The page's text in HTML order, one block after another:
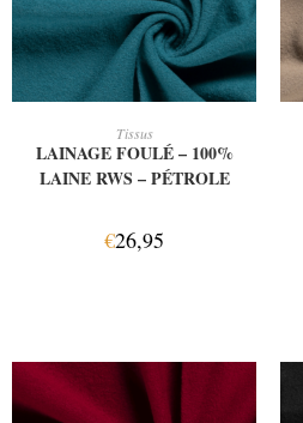
AJOUTER AU PANIER
Tissus
LAINAGE FOULÉ – 100%
LAINE RWS – PÉTROLE
€26,95